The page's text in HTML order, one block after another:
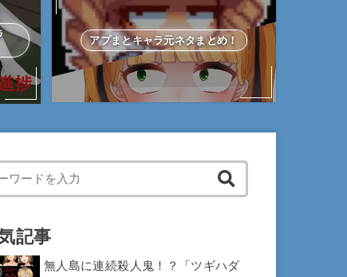
捗
アプまとキャラ元ネタまとめ！
autocomplete results are available use up and down
記事
無人島に連続殺人鬼！？「ツギハダ